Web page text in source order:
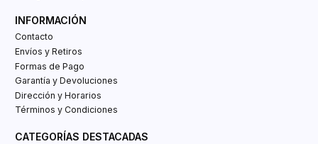
INFORMACIÓN
Contacto
Envíos y Retiros
Formas de Pago
Garantía y Devoluciones
Dirección y Horarios
Términos y Condiciones
CATEGORÍAS DESTACADAS